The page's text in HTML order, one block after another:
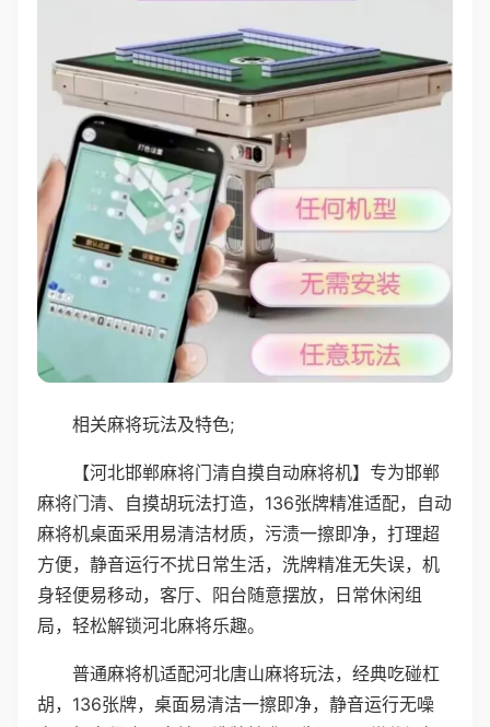
相关麻将玩法及特色;
【河北邯郸麻将门清自摸自动麻将机】专为邯郸
麻将门清、自摸胡玩法打造，136张牌精准适配，自动
麻将机桌面采用易清洁材质，污渍一擦即净，打理超
方便，静音运行不扰日常生活，洗牌精准无失误，机
身轻便易移动，客厅、阳台随意摆放，日常休闲组
局，轻松解锁河北麻将乐趣。
普通麻将机适配河北唐山麻将玩法，经典吃碰杠
胡，136张牌，桌面易清洁一擦即净，静音运行无噪